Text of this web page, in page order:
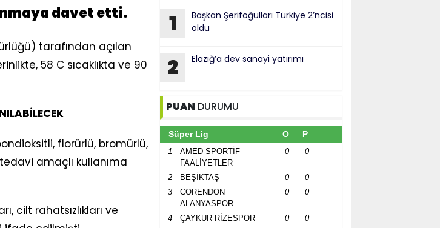
davet etti.
tarafından açılan
58 C sıcaklıkta ve 90
florürlü, bromürlü,
amaçlı kullanıma
cilt rahatsızlıkları ve
1
Başkan Şerifoğulları Türkiye 2’ncisi
oldu
2 Elazığ’a dev sanayi yatırımı
PUAN DURUMU
Süper Lig O P
1
AMED SPORTİF
FAALİYETLER
0 0
2 BEŞİKTAŞ 0
0
3
CORENDON
ALANYASPOR
0 0
4 ÇAYKUR RİZESPOR 0
0